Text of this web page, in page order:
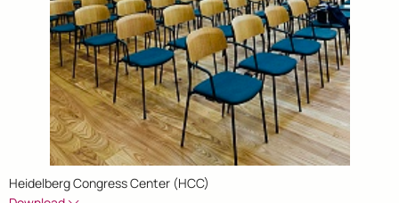
Heidelberg Congress Center (HCC)